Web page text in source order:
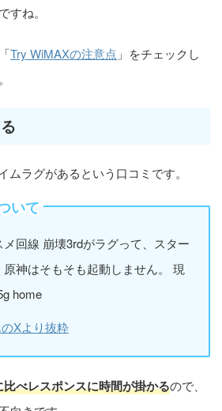
すね。
Try WiMAXの注意点 」をチェックし
ムラグがあるという口コミです。
いて
回線 崩壊3rdがラグって、スター
神はそもそも起動しません。 現
home
Xより抜粋
べレスポンスに時間が掛かるので、